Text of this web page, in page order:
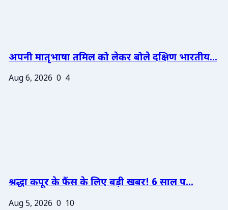
अपनी मातृभाषा तमिल को लेकर बोले दक्षिण भारतीय...
Aug 6, 2026 0 4
श्रद्धा कपूर के फैंस के लिए बड़ी खबर! 6 साल प...
Aug 5, 2026 0 10